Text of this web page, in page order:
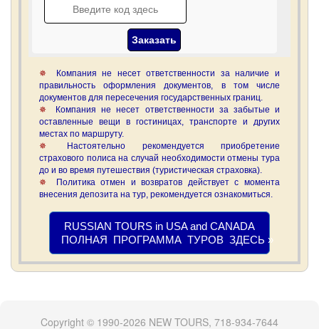
Компания не несет ответственности за наличие и
правильность оформления документов, в том числе
документов для пересечения государственных границ.
Компания не несет ответственности за забытые и
оставленные вещи в гостиницах, транспорте и других
местах по маршруту.
Настоятельно рекомендуется приобретение
страхового полиса на случай необходимости отмены тура
до и во время путешествия (туристическая страховка).
Политика отмен и возвратов действует с момента
внесения депозита на тур, рекомендуется ознакомиться.
RUSSIAN TOURS in USA and CANADA
ПОЛНАЯ ПРОГРАММА ТУРОВ ЗДЕСЬ »
Copyright © 1990-2026 NEW TOURS, 718-934-7644